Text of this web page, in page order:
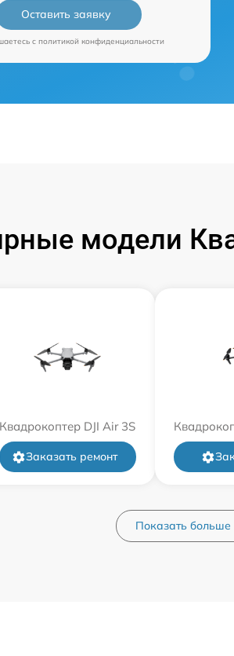
Оставить заявку
c политикой конфиденциальности
модели
Квадрокоптер DJI Air 3S
Заказать ремонт
Показать больше